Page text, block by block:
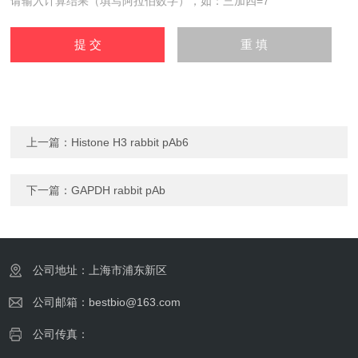
上一篇： Histone H3 rabbit pAb6
下一篇：GAPDH rabbit pAb
公司地址：上海市浦东新区
公司邮箱：bestbio@163.com
公司传真：